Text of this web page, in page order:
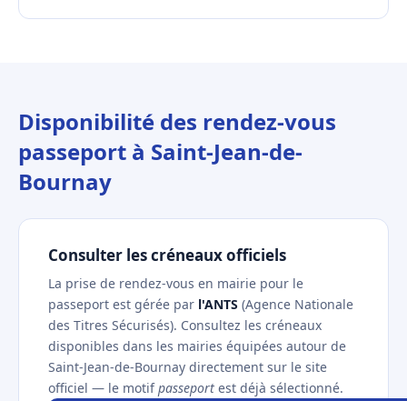
Disponibilité des rendez-vous
passeport à Saint-Jean-de-
Bournay
Consulter les créneaux officiels
La prise de rendez-vous en mairie pour le
passeport est gérée par l'ANTS (Agence Nationale
des Titres Sécurisés). Consultez les créneaux
disponibles dans les mairies équipées autour de
Saint-Jean-de-Bournay directement sur le site
officiel — le motifpasseport est déjà sélectionné.